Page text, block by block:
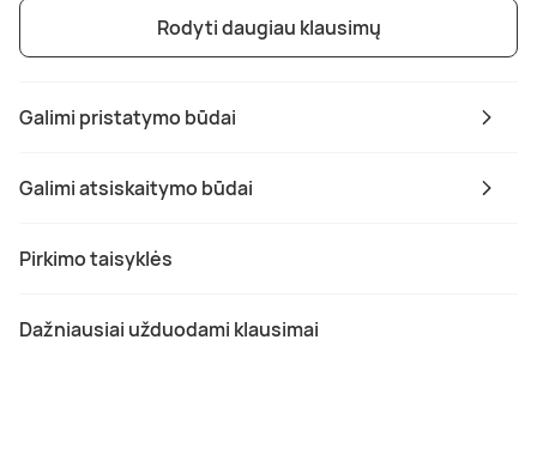
Galimi pristatymo būdai
Galimi atsiskaitymo būdai
Pirkimo taisyklės
Dažniausiai užduodami klausimai
Rodyti daugiau klausimų